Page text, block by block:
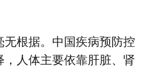
无根据。中国疾病预防控
人体主要依靠肝脏、肾